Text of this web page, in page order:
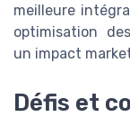
meilleure
optimisation
un impact
Défis et